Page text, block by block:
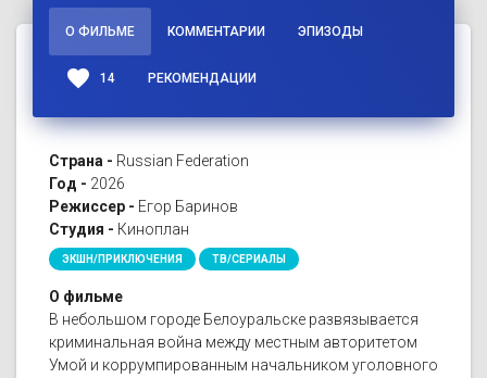
О ФИЛЬМЕ КОММЕНТАРИИ ЭПИЗОДЫ
favorite 14 РЕКОМЕНДАЦИИ
Страна - Russian Federation
Год - 2026
Режиссер - Егор Баринов
Студия - Киноплан
ЭКШН/ПРИКЛЮЧЕНИЯ ТВ/СЕРИАЛЫ
О фильме
В небольшом городе Белоуральске развязывается
криминальная война между местным авторитетом
Умой и коррумпированным начальником уголовного